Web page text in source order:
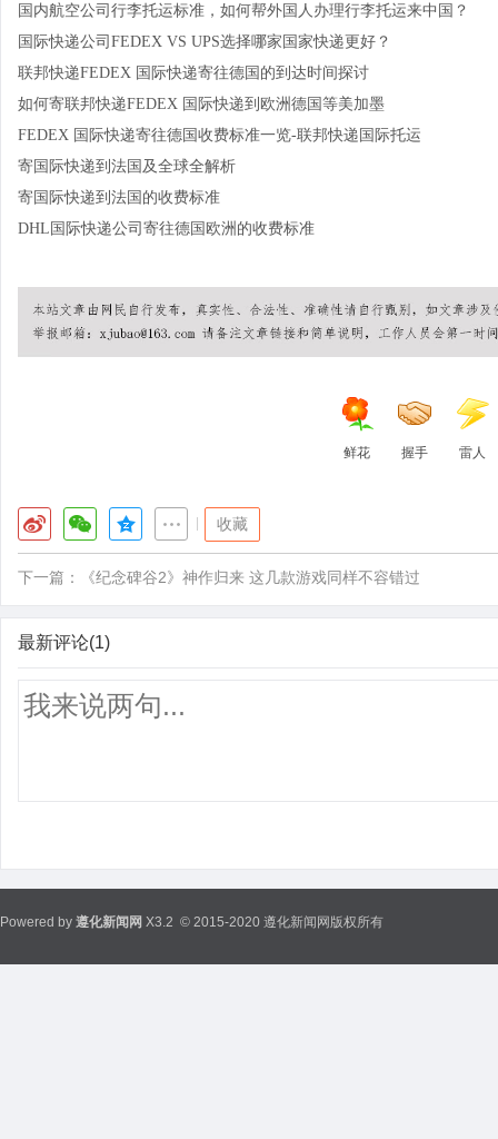
国内航空公司行李托运标准，如何帮外国人办理行李托运来中国？
国际快递公司FEDEX VS UPS选择哪家国家快递更好？
联邦快递FEDEX 国际快递寄往德国的到达时间探讨
如何寄联邦快递FEDEX 国际快递到欧洲德国等美加墨
FEDEX 国际快递寄往德国收费标准一览-联邦快递国际托运
寄国际快递到法国及全球全解析
寄国际快递到法国的收费标准
DHL国际快递公司寄往德国欧洲的收费标准
鲜花 握手 雷人
收藏
下一篇： 《纪念碑谷2》神作归来 这几款游戏同样不容错过
最新评论(1)
Powered by 遵化新闻网 X3.2 © 2015-2020 遵化新闻网版权所有